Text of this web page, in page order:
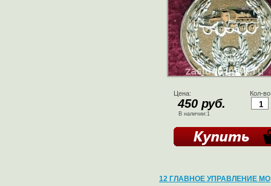
Цена:
450 руб.
В наличии:1
Кол-
12 ГЛАВНОЕ УПРАВЛЕНИЕ МО